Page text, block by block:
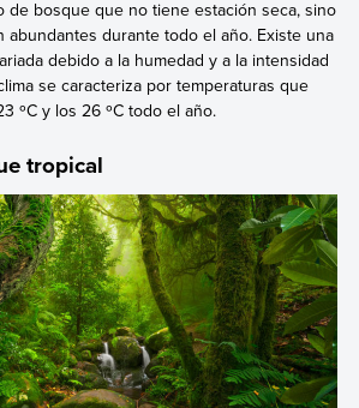
de bosque que no tiene estación seca, sino
abundantes durante todo el año. Existe una
debido a la humedad y a la intensidad
se caracteriza por temperaturas que
ºC y los 26 ºC todo el año.
tropical